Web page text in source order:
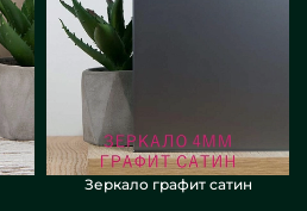
Зеркало графит сатин